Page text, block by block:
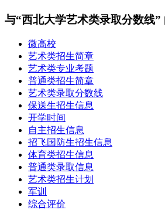
与“西北大学艺术类录取分数线”
微高校
艺术类招生简章
艺术类专业考题
普通类招生简章
艺术类录取分数线
保送生招生信息
开学时间
自主招生信息
招飞国防生招生信息
体育类招生信息
普通类录取信息
艺术类招生计划
军训
综合评价